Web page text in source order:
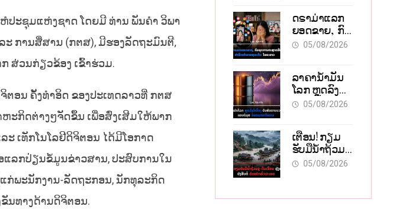
ປະຊຸມແຫ່ງຊາດ ໂດຍມີ ທ່ານ ພັນຄຳ ວິພາ
ະ ການສື່ສານ (ກຕສ), ມີຮອງລັດຖະມົນຕີ,
ສ່ວນກ່ຽວຂ້ອງ ເຂົ້າຮ່ວມ.
ຕອນ ຄັ້ງທໍາອິດ ຂອງປະເທດລາວທີ່ ກຕສ
ະກິດຕ່າງໆຈັດຂຶ້ນ ເພື່ອສົ່ງເສີມໃຫ້ພາກ
ເທັກໂນໂລຢີດິຈິຕອນ ໄດ້ມີໂອກາດ
ລກປ່ຽນຂໍ້ມູນຂ່າວສານ, ປະສົບການໃນ
ກ່ພະນັກງານ-ລັດຖະກອນ, ນັກທຸລະກິດ
ນທາງດ້ານດິຈິຕອນ.
ໂລກ ແລະ ຊ່ອງ
ແຄບຮໍມູສ
ດຣາມ່າແລກ
ຍອດຂາຍ, ກົນ
ຍຸດການ
ທຸລະກິດ ໄລຍະ
ຍາວ
05/08/2026
ລາຄານ້ຳມັນ
ໂລກ ຫຼຸດລົງ
ຕໍ່ເນື່ອງ ຮັບ
ຈັບຕາລາຄາ
ໃນລາວ
05/08/2026
ເຕືອນ! ກຽມ
ຮັບມືນໍ້າຖ້ວມ
ກະທັນຫັນ-ດິນ
ໜັກທົ່ວປະເທດ
05/08/2026